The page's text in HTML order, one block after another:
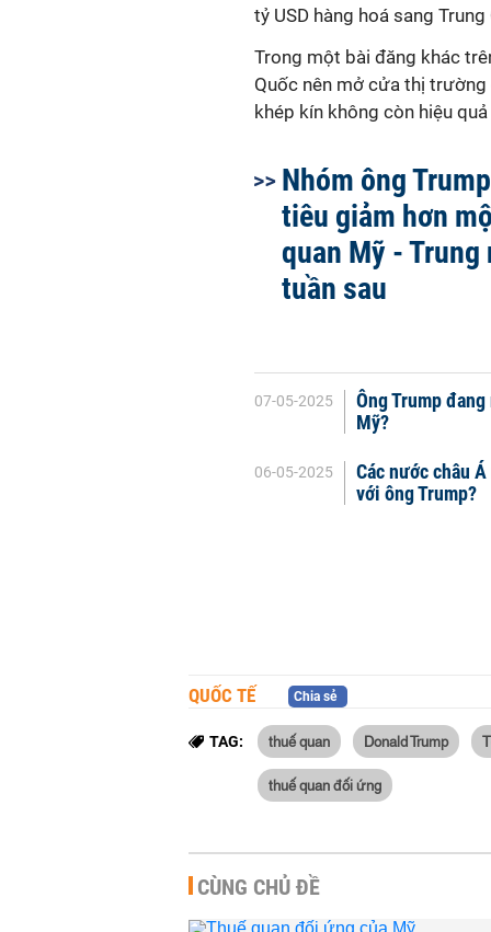
tỷ USD hàng hoá sang
Trong một bài đăng khác
Quốc nên mở cửa thị
khép kín không còn hiệu quả
Nhóm ông
tiêu giảm hơn
quan Mỹ - Trung
tuần sau
07-05-2025
Ông Trump
Mỹ?
06-05-2025
Các nước châu
với ông Trump?
QUỐC TẾ Chia sẻ
TAG: thuế quan Donald Trump
thuế quan đối ứng
CÙNG CHỦ ĐỀ